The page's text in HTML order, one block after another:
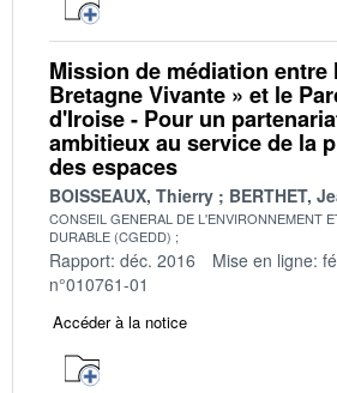
Mission de médiation entre
Bretagne Vivante » et le
d'Iroise - Pour un
ambitieux au service de la
des espaces
BOISSEAUX, Thierry BERTHET,
CONSEIL GENERAL DE L'ENVIRONNEMENT
DURABLE (CGEDD)
Rapport: déc. 2016 Mise en ligne:
n°010761-01
Accéder à la notice